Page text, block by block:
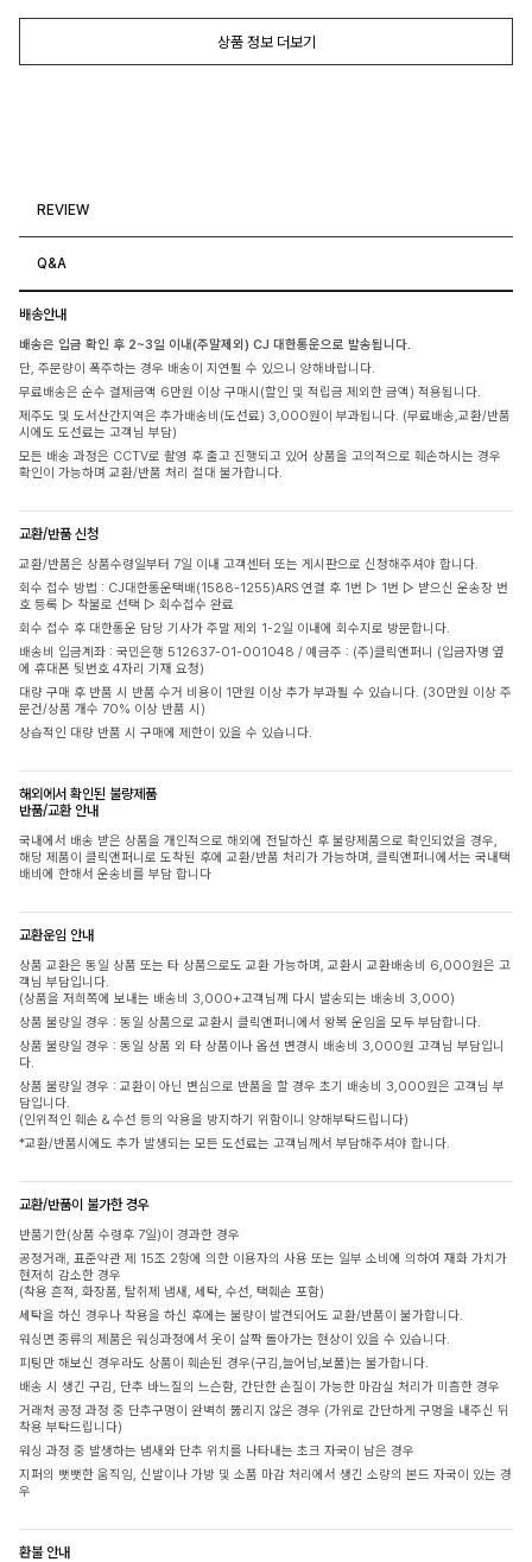
상품 정보 더보기
REVIEW
Q&A
배송안내
배송은 입금 확인 후 2~3일 이내(주말제외) CJ 대한통운으로 발송됩니다.
단, 주문량이 폭주하는 경우 배송이 지연될 수 있으니 양해바랍니다.
무료배송은 순수 결제금액 6만원 이상 구매시(할인 및 적립금 제외한 금액) 적용됩니다.
제주도 및 도서산간지역은 추가배송비(도선료) 3,000원이 부과됩니다. (무료배송,교환/반품
시에도 도선료는 고객님 부담)
모든 배송 과정은 CCTV로 촬영 후 출고 진행되고 있어 상품을 고의적으로 훼손하시는 경우
확인이 가능하며 교환/반품 처리 절대 불가합니다.
교환/반품 신청
교환/반품은 상품수령일부터 7일 이내 고객센터 또는 게시판으로 신청해주셔야 합니다.
회수 접수 방법 : CJ대한통운택배(1588-1255)ARS 연결 후 1번 ▷ 1번 ▷ 받으신 운송장 번
호 등록 ▷ 착불로 선택 ▷ 회수접수 완료
회수 접수 후 대한통운 담당 기사가 주말 제외 1-2일 이내에 회수지로 방문합니다.
배송비 입금계좌 : 국민은행 512637-01-001048 / 예금주 : (주)클릭앤퍼니 (입금자명 옆
에 휴대폰 뒷번호 4자리 기재 요청)
대량 구매 후 반품 시 반품 수거 비용이 1만원 이상 추가 부과될 수 있습니다. (30만원 이상 주
문건/상품 개수 70% 이상 반품 시)
상습적인 대량 반품 시 구매에 제한이 있을 수 있습니다.
해외에서 확인된 불량제품
반품/교환 안내
국내에서 배송 받은 상품을 개인적으로 해외에 전달하신 후 불량제품으로 확인되었을 경우,
해당 제품이 클릭앤퍼니로 도착된 후에 교환/반품 처리가 가능하며, 클릭앤퍼니에서는 국내택
배비에 한해서 운송비를 부담 합니다
교환운임 안내
상품 교환은 동일 상품 또는 타 상품으로도 교환 가능하며, 교환시 교환배송비 6,000원은 고
객님 부담입니다.
(상품을 저희쪽에 보내는 배송비 3,000+고객님께 다시 발송되는 배송비 3,000)
상품 불량일 경우 : 동일 상품으로 교환시 클릭앤퍼니에서 왕복 운임을 모두 부담합니다.
상품 불량일 경우 : 동일 상품 외 타 상품이나 옵션 변경시 배송비 3,000원 고객님 부담입니
다.
상품 불량일 경우 : 교환이 아닌 변심으로 반품을 할 경우 초기 배송비 3,000원은 고객님 부
담입니다.
(인위적인 훼손 & 수선 등의 악용을 방지하기 위함이니 양해부탁드립니다)
*교환/반품시에도 추가 발생되는 모든 도선료는 고객님께서 부담해주셔야 합니다.
교환/반품이 불가한 경우
반품기한(상품 수령후 7일)이 경과한 경우
공정거래, 표준약관 제 15조 2항에 의한 이용자의 사용 또는 일부 소비에 의하여 재화 가치가
현저히 감소한 경우
(착용 흔적, 화장품, 탈취제 냄새, 세탁, 수선, 택훼손 포함)
세탁을 하신 경우나 착용을 하신 후에는 불량이 발견되어도 교환/반품이 불가합니다.
워싱면 종류의 제품은 워싱과정에서 옷이 살짝 돌아가는 현상이 있을 수 있습니다.
피팅만 해보신 경우라도 상품이 훼손된 경우(구김,늘어남,보풀)는 불가합니다.
배송 시 생긴 구김, 단추 바느질의 느슨함, 간단한 손질이 가능한 마감실 처리가 미흡한 경우
거래처 공정 과정 중 단추구멍이 완벽히 뚫리지 않은 경우 (가위로 간단하게 구멍을 내주신 뒤
착용 부탁드립니다)
워싱 과정 중 발생하는 냄새와 단추 위치를 나타내는 초크 자국이 남은 경우
지퍼의 뻣뻣한 움직임, 신발이나 가방 및 소품 마감 처리에서 생긴 소량의 본드 자국이 있는 경
우
환불 안내